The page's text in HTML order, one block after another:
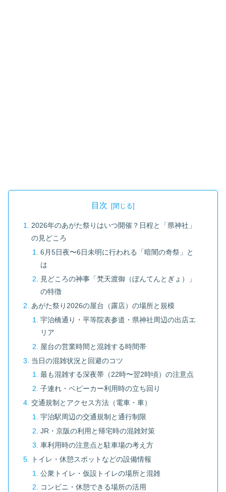
目次
2026年のあがた祭りはいつ開催？日程と「県神社」
の見どころ
6月5日夜〜6日未明に行われる「暗闇の奇祭」と
は
見どころの神事「梵天渡御（ぼんてんとぎょ）」
の特徴
あがた祭り2026の屋台（露店）の場所と規模
宇治橋通り・平等院表参道・県神社周辺の出店エ
リア
屋台の営業時間と混雑する時間帯
当日の混雑状況と回避のコツ
最も混雑する深夜帯（22時〜翌2時頃）の注意点
子連れ・ベビーカー利用時の立ち回り
交通規制とアクセス方法（電車・車）
宇治駅周辺の交通規制と通行制限
JR・京阪の利用と帰宅時の混雑対策
車利用時の注意点と駐車場の考え方
トイレ・休憩スポットなどの設備情報
公衆トイレ・仮設トイレの場所と混雑
コンビニ・休憩できる場所の活用